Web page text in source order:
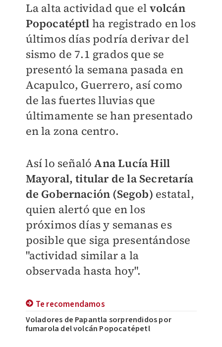
La alta actividad que el volcán
Popocatéptl ha registrado en los
últimos días podría derivar del
sismo de 7.1 grados que se
presentó la semana pasada en
Acapulco, Guerrero, así como
de las fuertes lluvias que
últimamente se han presentado
en la zona centro.
Así lo señalóAna Lucía Hill
Mayoral, titular de la Secretaría
de Gobernación (Segob) estatal,
quien alertó que en los
próximos días y semanas es
posible que siga presentándose
"actividad similar a la
observada hasta hoy".
Te recomendamos
Voladores de Papantla sorprendidos por
fumarola del volcán Popocatépetl